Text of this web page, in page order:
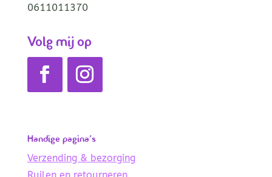
0611011370
Volg mij op
Handige pagina’s
Verzending & bezorging
Ruilen en retourneren